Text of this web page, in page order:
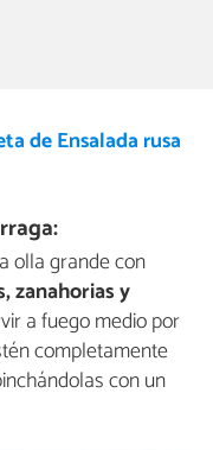
de Ensalada rusa
olla grande con
zanahorias y
a fuego medio por
completamente
con un